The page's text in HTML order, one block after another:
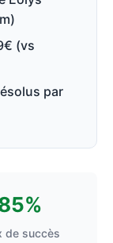
(vs
par
de succès